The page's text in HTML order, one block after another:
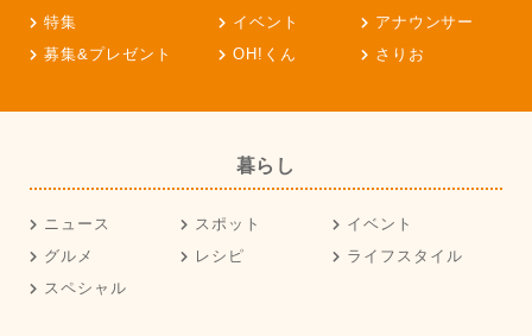
特集
イベント
アナウンサー
募集&プレゼント
OH!くん さりお
暮らし
ニュース スポット
イベント
グルメ
レシピ
ライフスタイル
スペシャル